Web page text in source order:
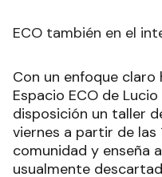
ECO también en el
Con un enfoque claro
Espacio ECO de
disposición un taller
viernes a partir de las
comunidad y enseña
usualmente